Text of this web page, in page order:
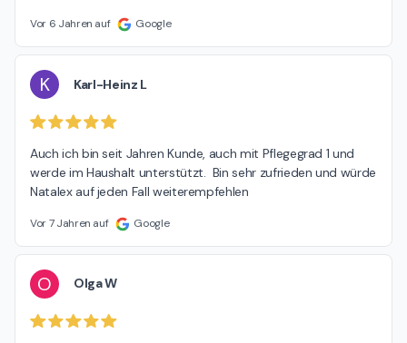
Vor 6 Jahren auf Google
K Karl-Heinz L
Auch ich bin seit Jahren Kunde, auch mit Pflegegrad 1 und
werde im Haushalt unterstützt.  Bin sehr zufrieden und würde
Natalex auf jeden Fall weiterempfehlen
Vor 7 Jahren auf Google
O Olga W